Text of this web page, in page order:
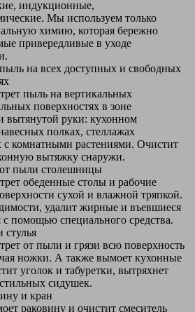
индукционные,
Мы используем только
химию, которая бережно
привередливые в уходе
на всех доступных и свободных
пыль на вертикальных
поверхностях в зоне
вытянутой руки: кухонном
полках, стеллажах
с комнатными растениями. Очистит
вытяжку снаружи.
пыли столешницы
обеденные столы и рабочие
сухой и влажной тряпкой.
удалит жирные и въевшиеся
с помощью специального средства.
стулья
от пыли и грязи всю поверхность
ножки. А также вымоет кухонные
уголок и табуретки, вытряхнет
сидушек.
и кран
раковину и очистит смеситель